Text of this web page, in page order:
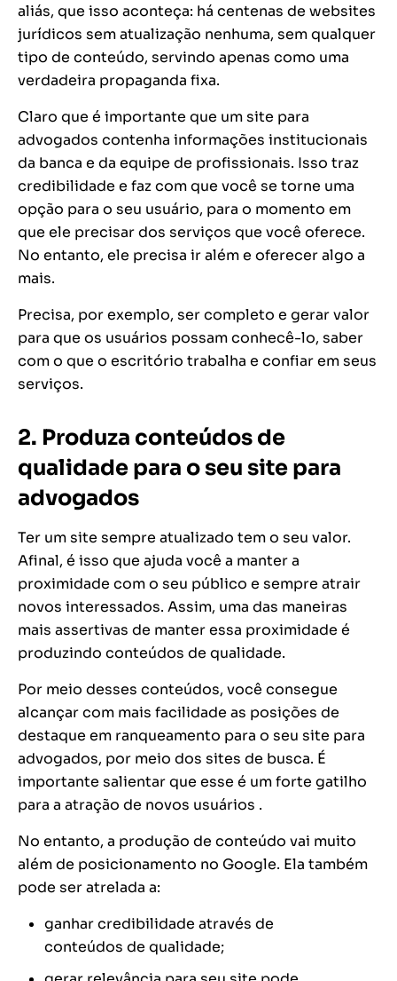
aliás, que isso aconteça: há centenas de websites
jurídicos sem atualização nenhuma, sem qualquer
tipo de conteúdo, servindo apenas como uma
verdadeira propaganda fixa.
Claro que é importante que um site para
advogados contenha informações institucionais
da banca e da equipe de profissionais. Isso traz
credibilidade e faz com que você se torne uma
opção para o seu usuário, para o momento em
que ele precisar dos serviços que você oferece.
No entanto, ele precisa ir além e oferecer algo a
mais.
Precisa, por exemplo, ser completo e gerar valor
para que os usuários possam conhecê-lo, saber
com o que o escritório trabalha e confiar em seus
serviços.
2. Produza conteúdos de
qualidade para o seu site para
advogados
Ter um site sempre atualizado tem o seu valor.
Afinal, é isso que ajuda você a manter a
proximidade com o seu público e sempre atrair
novos interessados. Assim, uma das maneiras
mais assertivas de manter essa proximidade é
produzindo conteúdos de qualidade.
Por meio desses conteúdos, você consegue
alcançar com mais facilidade as posições de
destaque em ranqueamento para o seu site para
advogados, por meio dos sites de busca. É
importante salientar que esse é um forte gatilho
para a atração de novos usuários .
No entanto, a produção de conteúdo vai muito
além de posicionamento no Google. Ela também
pode ser atrelada a:
ganhar credibilidade através de
conteúdos de qualidade;